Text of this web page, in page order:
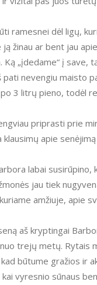
ramesnei dėl ligų,
žinau ar bent jau
Ką „įdedame“ į
nevengiu maisto
3 litrų pieno, todėl
priprasti prie
klausimų apie
labai
jau tiek
amžiuje, apie
aš kryptingai
trejų metų. Rytais
būtume gražios ir
vyresnio sūnaus